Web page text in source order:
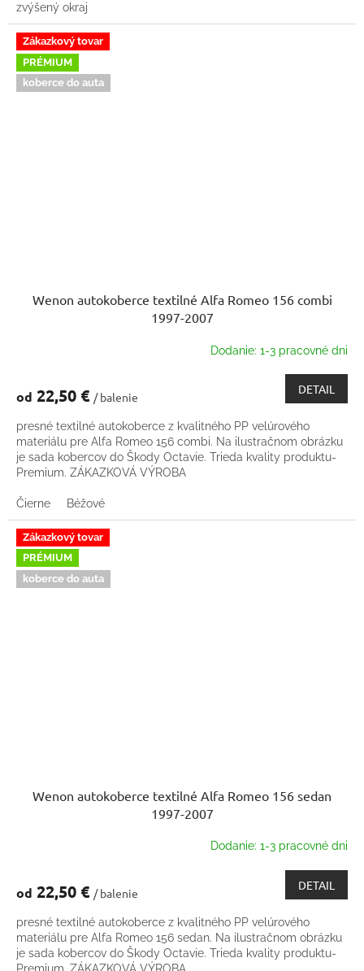
zvýšený okraj
Zákazkový tovar
PRÉMIUM
koberce do auta
Wenon autokoberce textilné Alfa Romeo 156 combi
1997-2007
Dodanie: 1-3 pracovné dni
od 22,50 € / balenie
DETAIL
presné textilné autokoberce z kvalitného PP velúrového
materiálu pre Alfa Romeo 156 combi. Na ilustračnom obrázku
je sada kobercov do Škody Octavie. Trieda kvality produktu-
Premium. ZÁKAZKOVÁ VÝROBA
Čierne Béžové
Zákazkový tovar
PRÉMIUM
koberce do auta
Wenon autokoberce textilné Alfa Romeo 156 sedan
1997-2007
Dodanie: 1-3 pracovné dni
od 22,50 € / balenie
DETAIL
presné textilné autokoberce z kvalitného PP velúrového
materiálu pre Alfa Romeo 156 sedan. Na ilustračnom obrázku
je sada kobercov do Škody Octavie. Trieda kvality produktu-
Premium. ZÁKAZKOVÁ VÝROBA